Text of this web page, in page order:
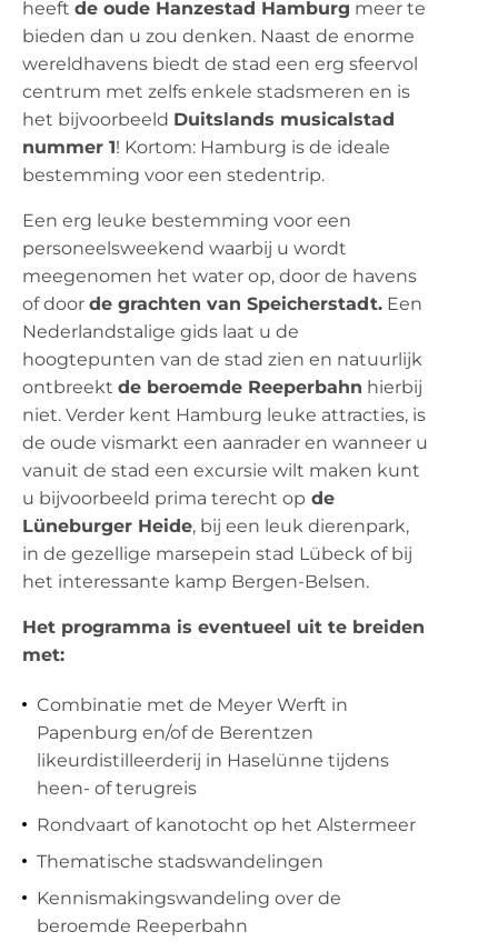
heeftde oude Hanzestad Hamburg meer te
bieden dan u zou denken. Naast de enorme
wereldhavens biedt de stad een erg sfeervol
centrum met zelfs enkele stadsmeren en is
het bijvoorbeeld Duitslands musicalstad
nummer 1! Kortom: Hamburg is de ideale
bestemming voor een stedentrip.
Een erg leuke bestemming voor een
personeelsweekend waarbij u wordt
meegenomen het water op, door de havens
of doorde grachten van Speicherstadt. Een
Nederlandstalige gids laat u de
hoogtepunten van de stad zien en natuurlijk
ontbreektde beroemde Reeperbahn hierbij
niet. Verder kent Hamburg leuke attracties, is
de oude vismarkt een aanrader en wanneer u
vanuit de stad een excursie wilt maken kunt
u bijvoorbeeld prima terecht op de
Lüneburger Heide, bij een leuk dierenpark,
in de gezellige marsepein stad Lübeck of bij
het interessante kamp Bergen-Belsen.
Het programma is eventueel uit te breiden
met:
Combinatie met de Meyer Werft in
Papenburg en/of de Berentzen
likeurdistilleerderij in Haselünne tijdens
heen- of terugreis
Rondvaart of kanotocht op het Alstermeer
Thematische stadswandelingen
Kennismakingswandeling over de
beroemde Reeperbahn